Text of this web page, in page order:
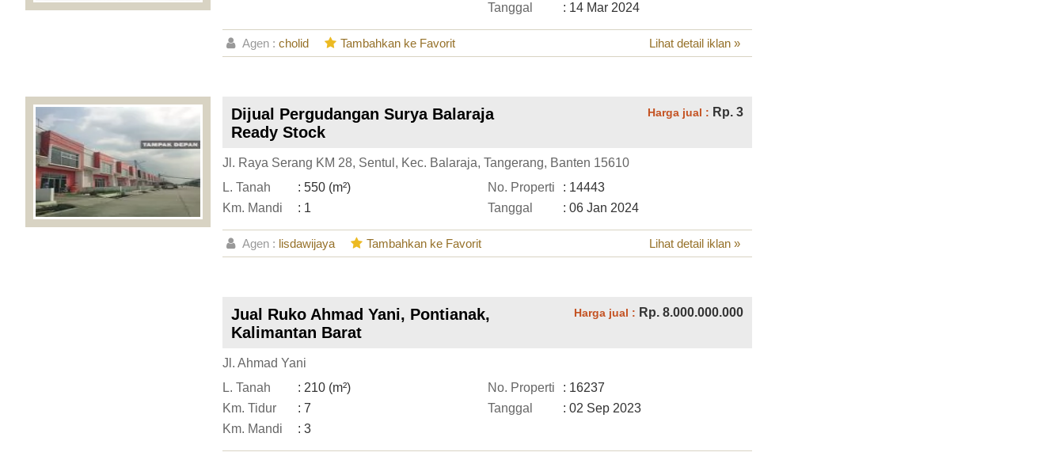
Tanggal
: 14 Mar 2024
Agen : cholid Lihat detail iklan »
Tambahkan ke Favorit
Dijual Pergudangan Surya Balaraja
Ready Stock
Harga jual : Rp. 3
Jl. Raya Serang KM 28, Sentul, Kec. Balaraja, Tangerang, Banten 15610
L. Tanah
: 550 (m²)
Km. Mandi
: 1
No. Properti
: 14443
Tanggal
: 06 Jan 2024
Agen : lisdawijaya Lihat detail iklan »
Tambahkan ke Favorit
Jual Ruko Ahmad Yani, Pontianak,
Kalimantan Barat
Harga jual : Rp. 8.000.000.000
Jl. Ahmad Yani
L. Tanah
: 210 (m²)
Km. Tidur
: 7
Km. Mandi
: 3
No. Properti
: 16237
Tanggal
: 02 Sep 2023